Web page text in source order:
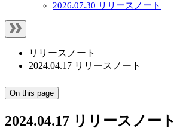
2026.07.30 リリースノート
リリースノート
2024.04.17 リリースノート
On this page
2024.04.17 リリースノート